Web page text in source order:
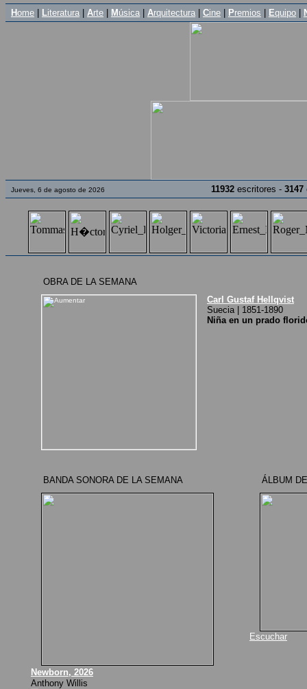
Home Literatura Arte M úsica Arquitectura Cine Premios Equipo
Jueves, 6 de agosto de 2026 11932 escritores - 3147
OBRA DE LA SEMANA
Carl Gustaf Hellqvist
Suecia | 1851-1890
Niña en un prado
BANDA SONORA DE LA SEMANA
Newborn, 2026
Anthony Willis
ÁLBUM
Escuchar